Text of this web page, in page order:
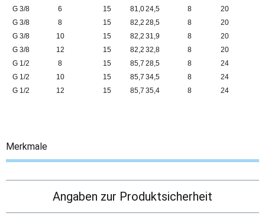
G 3/8
6 15 81,024,5 8
20
G 3/8
8 15 82,2 28,5 8
20
G 3/8
10 15 82,2 31,9 8
20
G 3/8
12 15 82,2 32,8 8
20
G 1/2
8 15 85,7 28,5 8
24
G 1/2
10 15 85,7 34,5 8
24
G 1/2
12 15 85,7 35,4 8 24
Merkmale
Angaben zur Produktsicherheit